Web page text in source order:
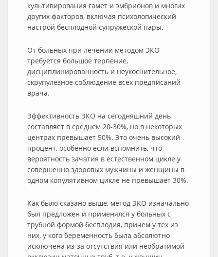
культивирования гамет и эмбрионов и многих
других факторов, включая психологический
настрой бесплодной супружеской пары.
От больных при лечении методом ЭКО
требуется большое терпение,
дисциплинированность и неукоснительное,
скрупулезное соблюдение всех предписаний
врача.
Эффективность ЭКО на сегодняшний день
составляет в среднем 20-30%, но в некоторых
центрах превышает 50%. Это очень высокий
процент, особенно если вспомнить, что
вероятность зачатия в естественном цикле у
совершенно здоровых мужчины и женщины в
одном копулятивном цикле не превышает 30%.
Как было сказано выше, метод ЭКО изначально
был предложен и применялся у больных с
трубной формой бесплодия, причем у тех из
них, у кого беременность была абсолютно
исключена из-за отсутствия или необратимой